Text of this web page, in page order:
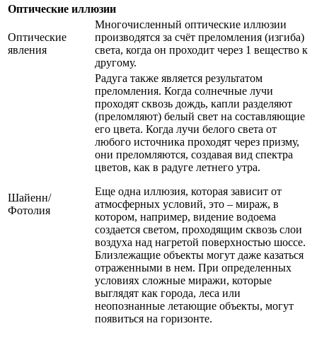
Оптические иллюзии
Оптические
явления
Многочисленный оптические иллюзии
производятся за счёт преломления (изгиба)
света, когда он проходит через 1 вещество к
другому.
Шайенн/
Фотолия
Радуга также является результатом
преломления. Когда солнечные лучи
проходят сквозь дождь, капли разделяют
(преломляют) белый свет на составляющие
его цвета. Когда лучи белого света от
любого источника проходят через призму,
они преломляются, создавая вид спектра
цветов, как в радуге летнего утра.
Еще одна иллюзия, которая зависит от
атмосферных условий, это – мираж, в
котором, например, видение водоема
создается светом, проходящим сквозь слои
воздуха над нагретой поверхностью шоссе.
Близлежащие объекты могут даже казаться
отраженными в нем. При определенных
условиях сложные миражи, которые
выглядят как города, леса или
неопознанные летающие объекты, могут
появиться на горизонте.